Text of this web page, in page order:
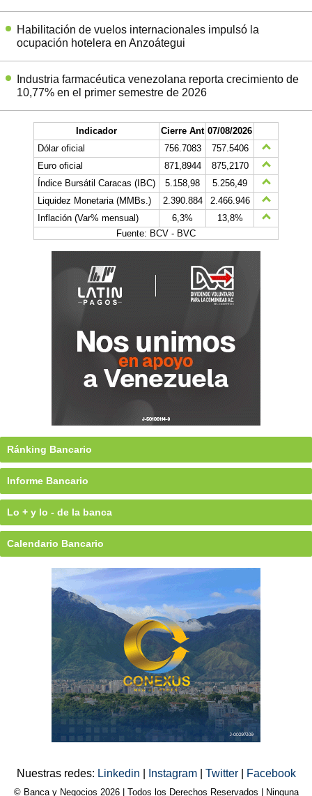
Habilitación de vuelos internacionales impulsó la
ocupación hotelera en Anzoátegui
Industria farmacéutica venezolana reporta crecimiento de
10,77% en el primer semestre de 2026
Indicador Cierre Ant 07/08/2026
Dólar oficial
756.7083
757.5406
Euro oficial
871,8944
875,2170
Índice Bursátil Caracas (IBC)
5.158,98
5.256,49
Liquidez Monetaria (MMBs.)
2.390.884
2.466.946
Inflación (Var% mensual)
6,3%
13,8%
Fuente: BCV - BVC
Ránking Bancario
Informe Bancario
Lo + y lo - de la banca
Calendario Bancario
Nuestras redes: Linkedin Instagram Twitter Facebook
© Banca y Negocios 2026 | Todos los Derechos Reservados | Ninguna